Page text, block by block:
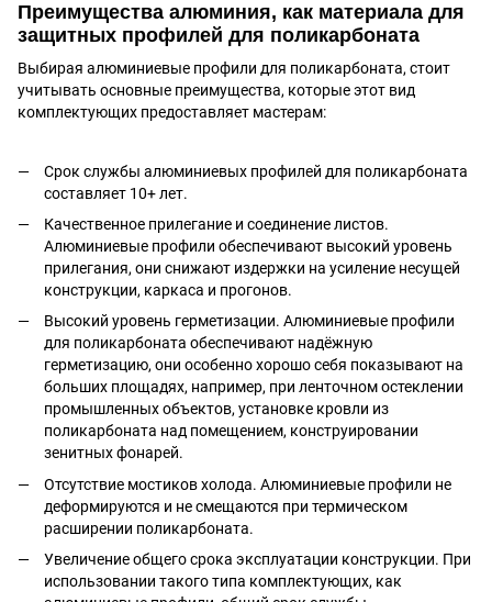
Преимущества алюминия, как материала для
защитных профилей для поликарбоната
Выбирая алюминиевые профили для поликарбоната, стоит
учитывать основные преимущества, которые этот вид
комплектующих предоставляет мастерам:
Срок службы алюминиевых профилей для поликарбоната
составляет 10+ лет.
Качественное прилегание и соединение листов.
Алюминиевые профили обеспечивают высокий уровень
прилегания, они снижают издержки на усиление несущей
конструкции, каркаса и прогонов.
Высокий уровень герметизации. Алюминиевые профили
для поликарбоната обеспечивают надёжную
герметизацию, они особенно хорошо себя показывают на
больших площадях, например, при ленточном остеклении
промышленных объектов, установке кровли из
поликарбоната над помещением, конструировании
зенитных фонарей.
Отсутствие мостиков холода. Алюминиевые профили не
деформируются и не смещаются при термическом
расширении поликарбоната.
Увеличение общего срока эксплуатации конструкции. При
использовании такого типа комплектующих, как